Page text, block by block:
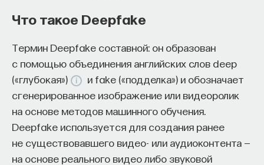
Что такое Deepfake
Термин Deepfake составной: он образован
с помощью объединения английских слов deep
(«глубокая»)
и fake («подделка») и обозначает
сгенерированное изображение или видеоролик
на основе методов машинного обучения.
Deepfake используется для создания ранее
не существовавшего видео- или аудиоконтента —
на основе реального видео либо звуковой
своим сном».
Пройдя этот курс, вы научитесь:
— Лучше понимать, что происходит с нами
— Заботиться о качестве своего сна
— Определять, какими способами можно
улучшить свой сон